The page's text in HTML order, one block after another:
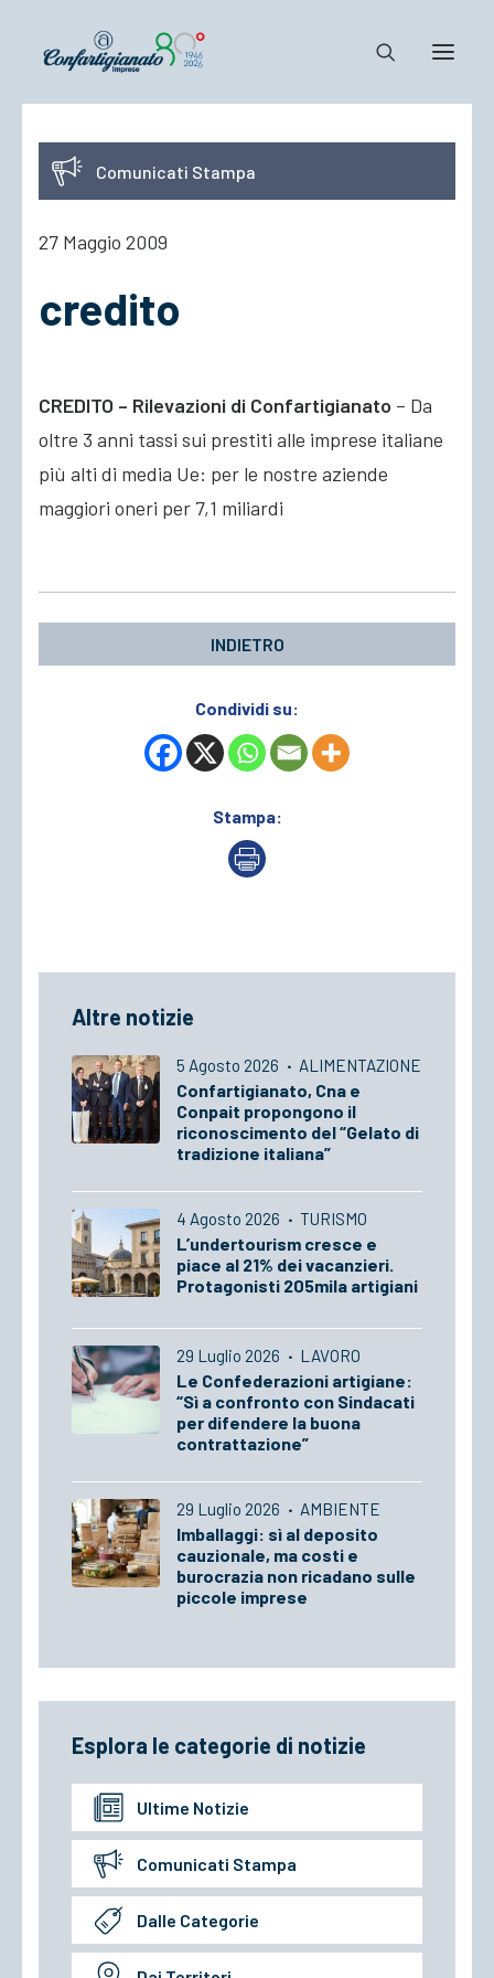
Notizie e Documenti
Confartigianato
Cosa Facciamo
Comunicati Stampa
27 Maggio 2009
credito
CREDITO – Rilevazioni di Confartigianato – Da
oltre 3 anni tassi sui prestiti alle imprese italiane
più alti di media Ue: per le nostre aziende
maggiori oneri per 7,1 miliardi
INDIETRO
Condividi su:
Stampa:
Altre notizie
5 Agosto 2026 · ALIMENTAZIONE
Confartigianato, Cna e
Conpait propongono il
riconoscimento del “Gelato di
tradizione italiana”
4 Agosto 2026 · TURISMO
L’undertourism cresce e
piace al 21% dei vacanzieri.
Protagonisti 205mila artigiani
29 Luglio 2026 · LAVORO
Le Confederazioni artigiane:
“Sì a confronto con Sindacati
per difendere la buona
contrattazione”
29 Luglio 2026 · AMBIENTE
Imballaggi: sì al deposito
cauzionale, ma costi e
burocrazia non ricadano sulle
piccole imprese
Esplora le categorie di notizie
Ultime Notizie
Comunicati Stampa
Dalle Categorie